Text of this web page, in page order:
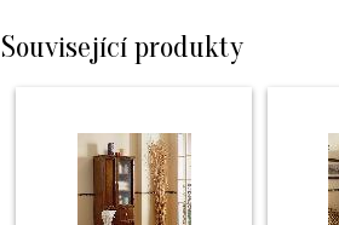
Související produkty